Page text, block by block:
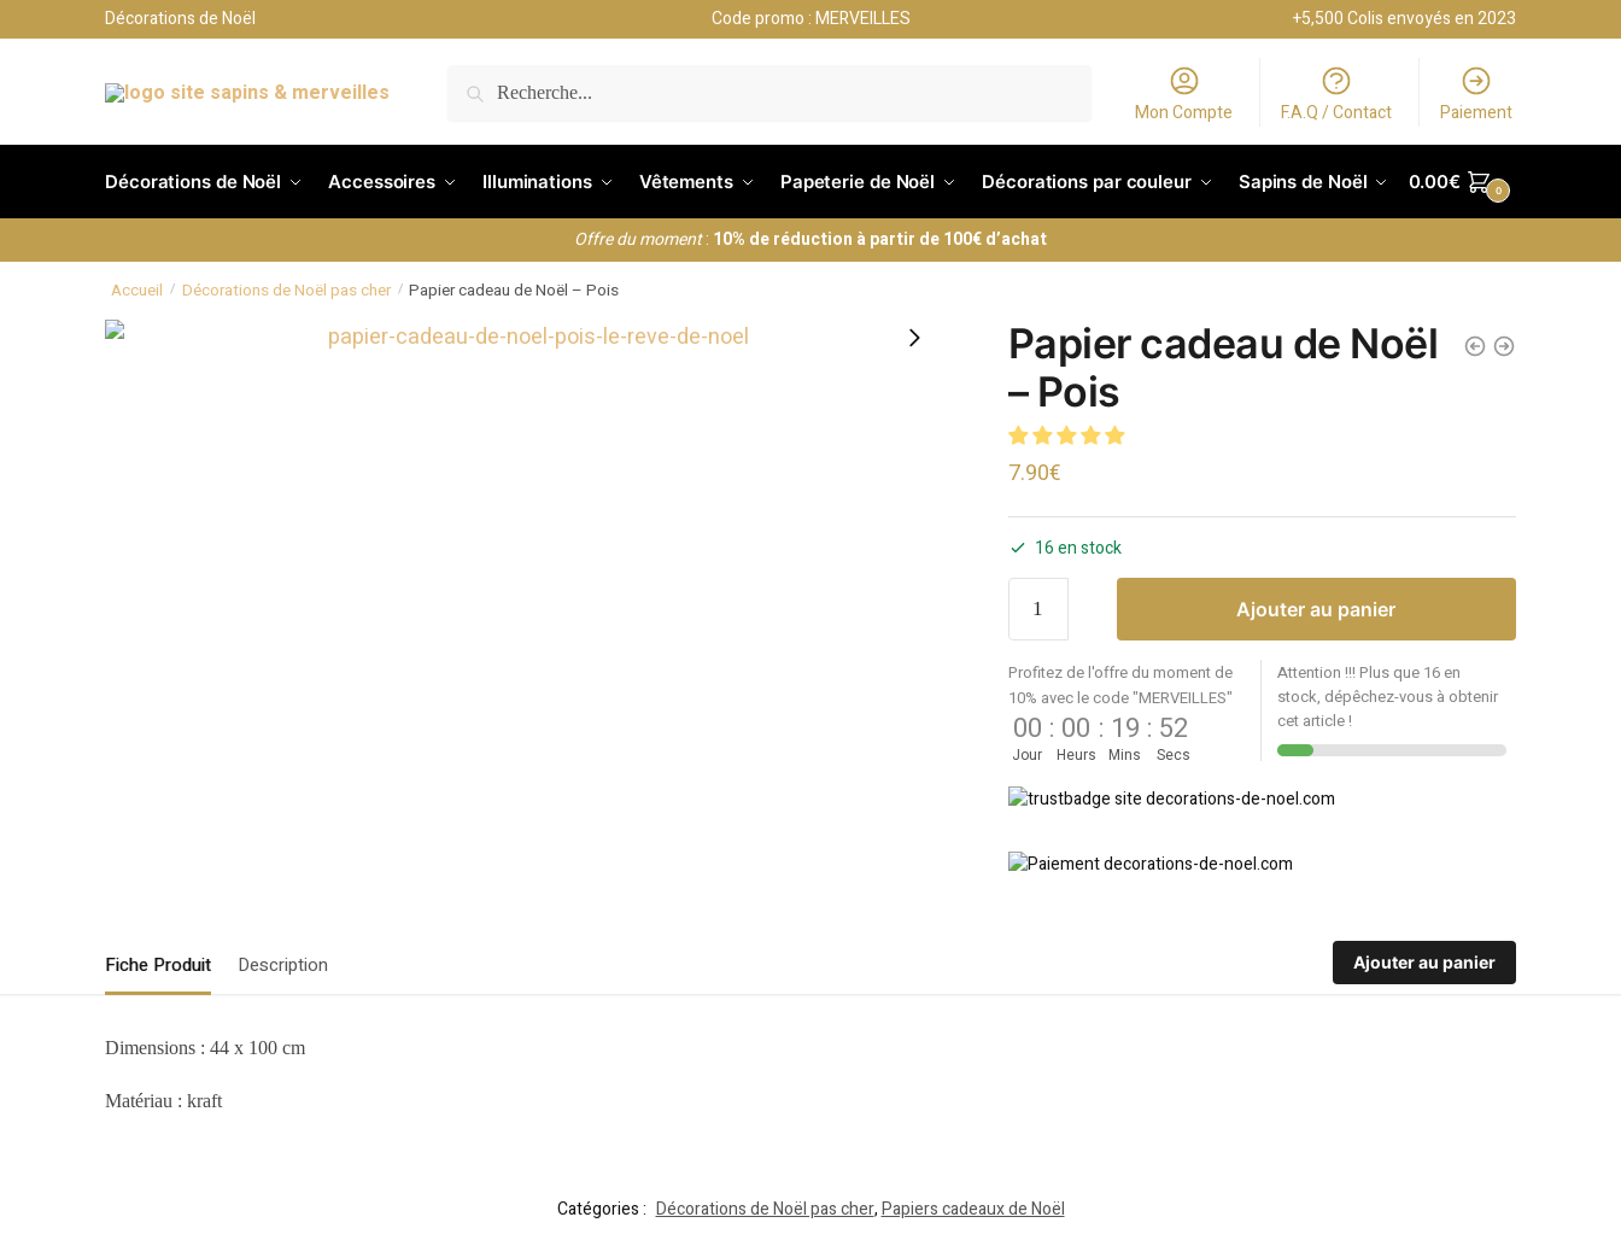
Décorations de Noël Code promo : MERVEILLES +5,500 Colis envoyés en 2023
RECHERCHE
Mon Compte F.A.Q / Contact Paiement
Décorations de Noël Accessoires Illuminations Vêtements Papeterie de Noël Décorations par couleur Sapins de Noël 0.00€ 0
Offre du moment: 10% de réduction à partir de 100€ d’achat
Accueil / Décorations de Noël pas cher / Papier cadeau de Noël – Pois
Papier cadeau de Noël
– Pois
7.90€
16 en stock
Ajouter au panier
Profitez de l'offre du moment de
10% avec le code "MERVEILLES"
00
Jour
: 00
Heurs
: 19
Mins
: 51
Secs
Attention !!! Plus que 16 en
stock, dépêchez-vous à obtenir
cet article !
Fiche Produit Description Ajouter au panier
Dimensions : 44 x 100 cm
Matériau : kraft
Catégories : Décorations de Noël pas cher,Papiers cadeaux de Noël